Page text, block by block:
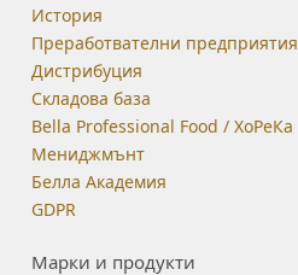
История
Преработвателни предприятия
Дистрибуция
Складова база
Bella Professional Food / ХоРеКа
Мениджмънт
Белла Академия
GDPR
Марки и продукти